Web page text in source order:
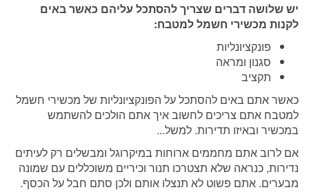
יש שלושה דברים שצריך להסתכל עליהם כאשר באים
לקנות מכשירי חשמל למטבח:
פונקציונליות
סגנון ומראה
תקציב
כאשר אתם באים להסתכל על הפונקציונליות של מכשירי חשמל
למטבח אתם צריכים לחשוב איך אתם הולכים להשתמש
במכשיר ובאיזו תדירות. למשל...
אם לרוב אתם מחממים ארוחות במיקרוגל ומבשלים רק לעיתים
נדירות, כנראה שלא תצטרכו תנור וכיריים משוכללים עם שמונה
מבערים. אתם פשוט לא תנצלו אותם ולכן סתם חבל על הכסף.